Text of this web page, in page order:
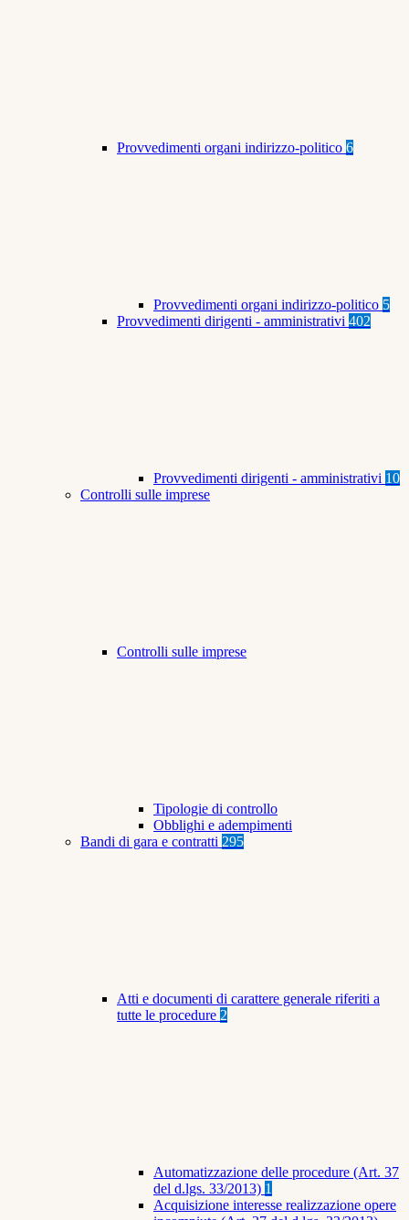
Provvedimenti organi indirizzo-politico 6
Provvedimenti organi indirizzo-politico 5
Provvedimenti dirigenti - amministrativi 402
Provvedimenti dirigenti - amministrativi 10
Controlli sulle imprese
Controlli sulle imprese
Tipologie di controllo
Obblighi e adempimenti
Bandi di gara e contratti 295
Atti e documenti di carattere generale riferiti a
tutte le procedure 2
Automatizzazione delle procedure (Art. 37
del d.lgs. 33/2013) 1
Acquisizione interesse realizzazione opere